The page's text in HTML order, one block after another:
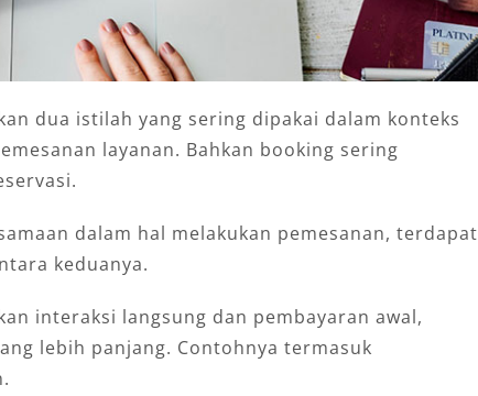
dua istilah yang sering dipakai dalam konteks
layanan. Bahkan booking sering
dalam hal melakukan pemesanan, terdapat
keduanya.
interaksi langsung dan pembayaran awal,
lebih panjang. Contohnya termasuk